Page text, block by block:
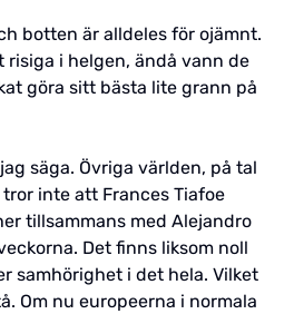
botten är alldeles för ojämnt.
risiga i helgen, ändå vann de
göra sitt bästa lite grann på
säga. Övriga världen, på tal
inte att Frances Tiafoe
tillsammans med Alejandro
Det finns liksom noll
samhörighet i det hela. Vilket
Om nu europeerna i normala